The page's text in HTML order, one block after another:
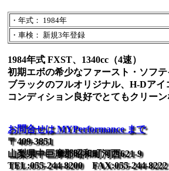
・年式： 1984年
・車検： 新規3年登録
1984年式 FXST、1340cc（4速）
初期エボの希少なファースト・ソフ
ブラックのフルオリジナル、H-Dアイ
コンディション良好でとてもクリー
お問合せは MYPerformance まで
〒409-3851
山梨県中巨摩郡昭和町河西621-9
TEL:055-244-8200 FAX:055-244-8222